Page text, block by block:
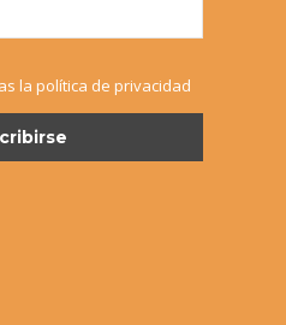
de Árbitro
la política de privacidad